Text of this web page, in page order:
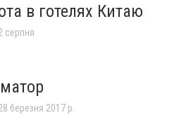
в готелях Китаю
серпня
березня 2017 р.